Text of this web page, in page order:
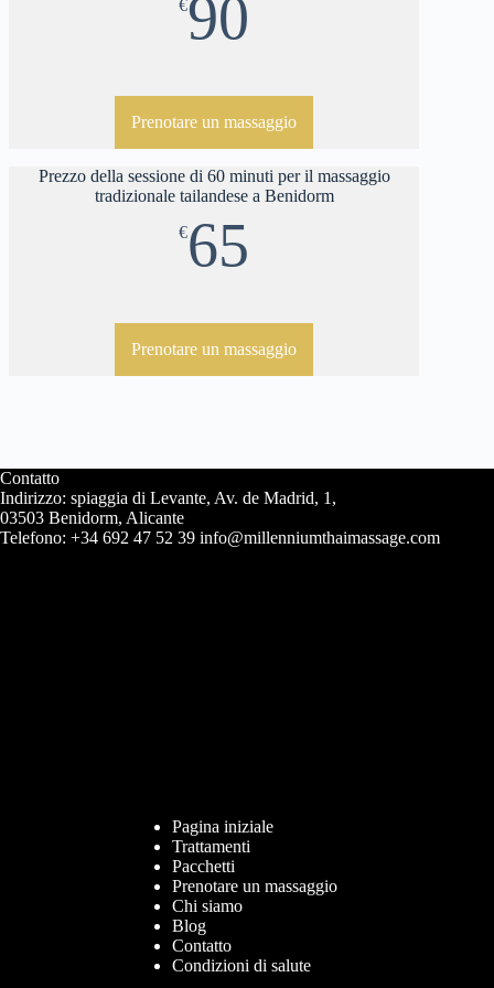
€90
Prenotare un massaggio
Prezzo della sessione di 60 minuti per il massaggio
tradizionale tailandese a Benidorm
€65
Prenotare un massaggio
Contatto
Indirizzo: spiaggia di Levante, Av. de Madrid, 1,
03503 Benidorm, Alicante
Telefono: +34 692 47 52 39 info@millenniumthaimassage.com
Pagina iniziale
Trattamenti
Pacchetti
Prenotare un massaggio
Chi siamo
Blog
Contatto
Condizioni di salute